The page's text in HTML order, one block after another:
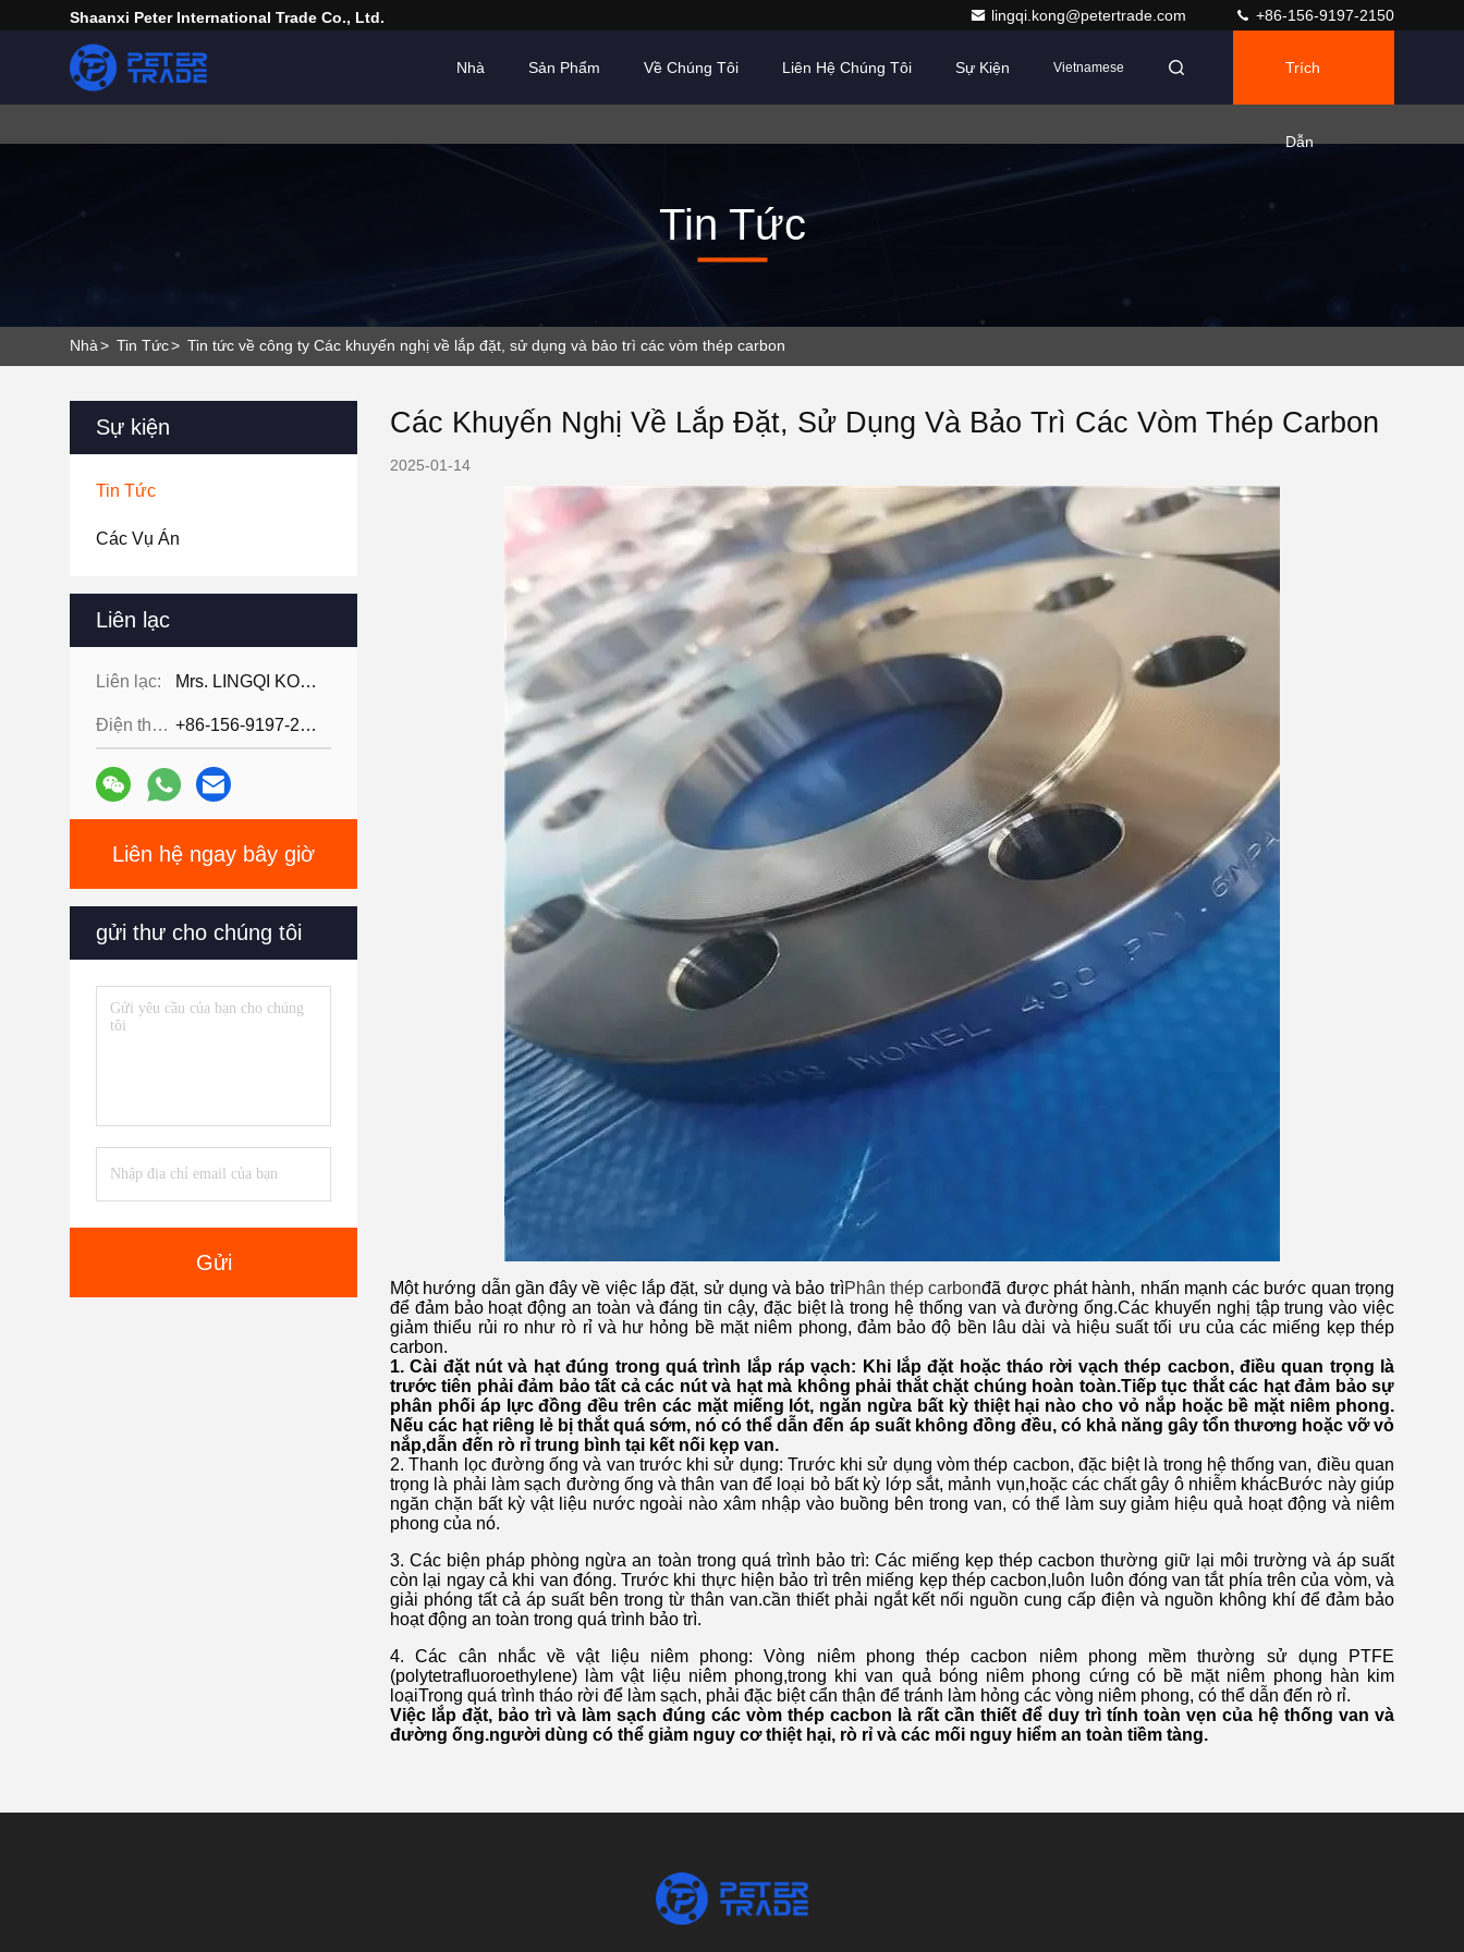
Shaanxi Peter International Trade Co., Ltd. lingqi.kong@petertrade.com +86-156-9197-2150
Nhà Sản Phẩm Về Chúng Tôi Liên Hệ Chúng Tôi Sự Kiện Vietnamese Trích
Dẫn
Tin Tức
Nhà> Tin Tức> Tin tức về công ty Các khuyến nghị về lắp đặt, sử dụng và bảo trì các vòm thép carbon
Sự kiện
Tin Tức
Các Vụ Án
Liên lạc
Liên lạc: Mrs. LINGQI KONG
Điện thoại: +86-156-9197-2150
Liên hệ ngay bây giờ
gửi thư cho chúng tôi
Gửi
Các Khuyến Nghị Về Lắp Đặt, Sử Dụng Và Bảo Trì Các Vòm Thép Carbon
2025-01-14
Một hướng dẫn gần đây về việc lắp đặt, sử dụng và bảo trìPhân thép carbonđã được phát hành, nhấn mạnh các bước quan trọng
để đảm bảo hoạt động an toàn và đáng tin cậy, đặc biệt là trong hệ thống van và đường ống.Các khuyến nghị tập trung vào việc
giảm thiểu rủi ro như rò rỉ và hư hỏng bề mặt niêm phong, đảm bảo độ bền lâu dài và hiệu suất tối ưu của các miếng kẹp thép
carbon.
1. Cài đặt nút và hạt đúng trong quá trình lắp ráp vạch: Khi lắp đặt hoặc tháo rời vạch thép cacbon, điều quan trọng là
trước tiên phải đảm bảo tất cả các nút và hạt mà không phải thắt chặt chúng hoàn toàn.Tiếp tục thắt các hạt đảm bảo sự
phân phối áp lực đồng đều trên các mặt miếng lót, ngăn ngừa bất kỳ thiệt hại nào cho vỏ nắp hoặc bề mặt niêm phong.
Nếu các hạt riêng lẻ bị thắt quá sớm, nó có thể dẫn đến áp suất không đồng đều, có khả năng gây tổn thương hoặc vỡ vỏ
nắp,dẫn đến rò rỉ trung bình tại kết nối kẹp van.
2. Thanh lọc đường ống và van trước khi sử dụng: Trước khi sử dụng vòm thép cacbon, đặc biệt là trong hệ thống van, điều quan
trọng là phải làm sạch đường ống và thân van để loại bỏ bất kỳ lớp sắt, mảnh vụn,hoặc các chất gây ô nhiễm khácBước này giúp
ngăn chặn bất kỳ vật liệu nước ngoài nào xâm nhập vào buồng bên trong van, có thể làm suy giảm hiệu quả hoạt động và niêm
phong của nó.
3. Các biện pháp phòng ngừa an toàn trong quá trình bảo trì: Các miếng kẹp thép cacbon thường giữ lại môi trường và áp suất
còn lại ngay cả khi van đóng. Trước khi thực hiện bảo trì trên miếng kẹp thép cacbon,luôn luôn đóng van tắt phía trên của vòm, và
giải phóng tất cả áp suất bên trong từ thân van.cần thiết phải ngắt kết nối nguồn cung cấp điện và nguồn không khí để đảm bảo
hoạt động an toàn trong quá trình bảo trì.
4. Các cân nhắc về vật liệu niêm phong: Vòng niêm phong thép cacbon niêm phong mềm thường sử dụng PTFE
(polytetrafluoroethylene) làm vật liệu niêm phong,trong khi van quả bóng niêm phong cứng có bề mặt niêm phong hàn kim
loạiTrong quá trình tháo rời để làm sạch, phải đặc biệt cẩn thận để tránh làm hỏng các vòng niêm phong, có thể dẫn đến rò rỉ.
Việc lắp đặt, bảo trì và làm sạch đúng các vòm thép cacbon là rất cần thiết để duy trì tính toàn vẹn của hệ thống van và
đường ống.người dùng có thể giảm nguy cơ thiệt hại, rò rỉ và các mối nguy hiểm an toàn tiềm tàng.